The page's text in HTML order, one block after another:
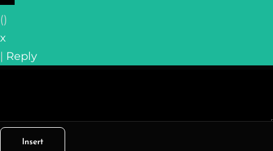
()
x
| Reply
Insert